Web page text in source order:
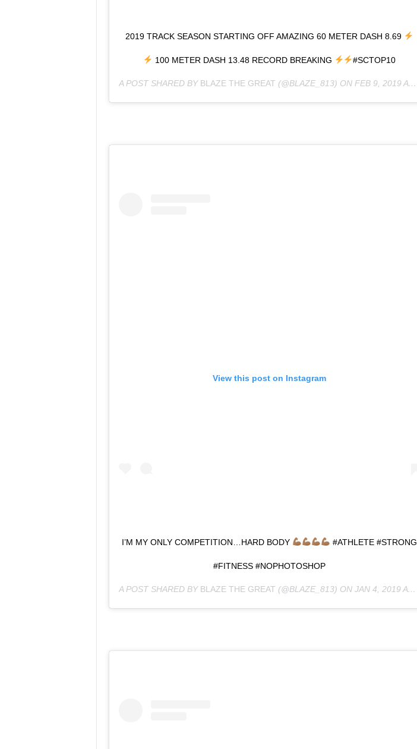
2019 TRACK SEASON STARTING OFF AMAZING 60 METER DASH 8.69
100 METER DASH 13.48 RECORD BREAKING #SCTOP10
A POST SHARED BY BLAZE THE GREAT (@BLAZE_813) ON FEB 9, 2019 AT 5:38PM PST
View this post on Instagram
I’M MY ONLY COMPETITION…HARD BODY #ATHLETE #STRONG
#FITNESS #NOPHOTOSHOP
A POST SHARED BY BLAZE THE GREAT (@BLAZE_813) ON JAN 4, 2019 AT 5:54AM PST